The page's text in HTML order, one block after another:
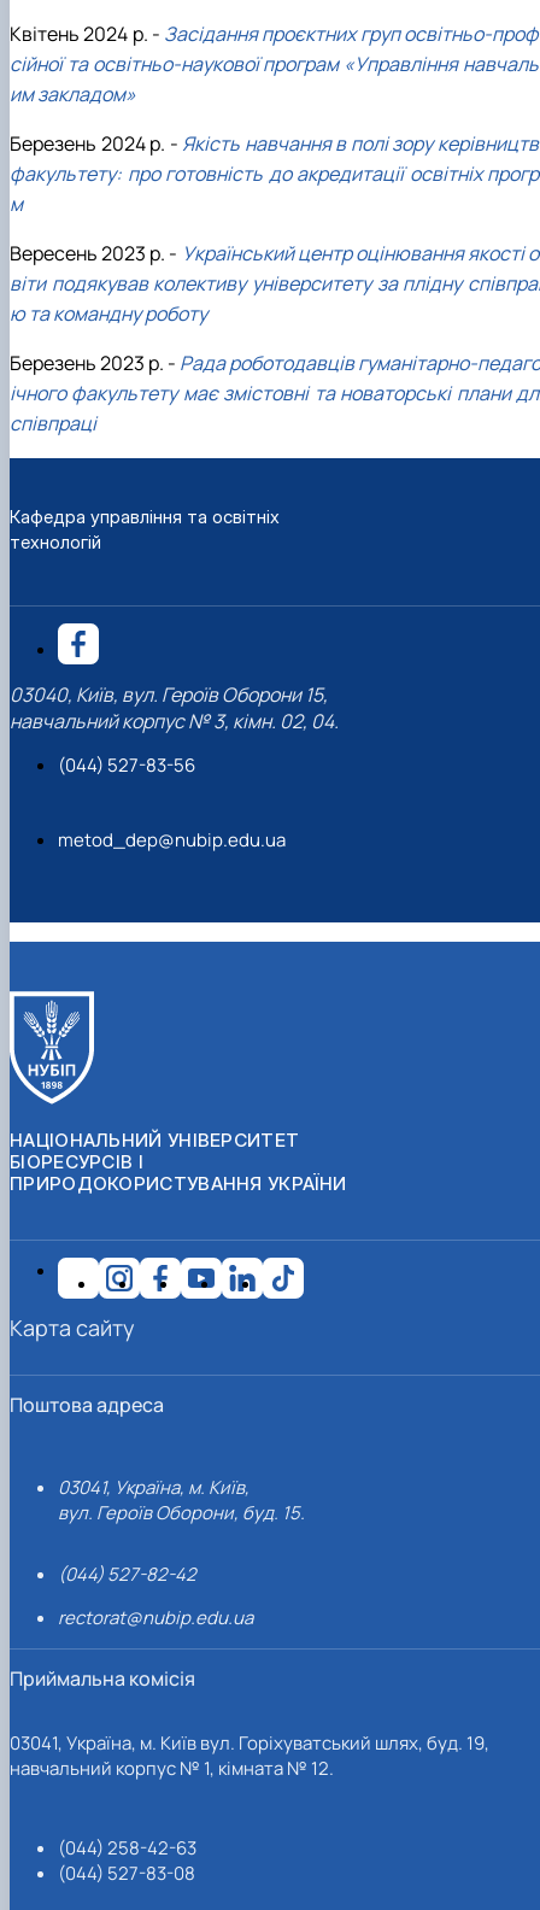
Квітень 2024 р. - Засідання проєктних груп освітньо-
сійної та освітньо-наукової програм «Управління
им закладом»
Березень 2024 р. - Якість навчання в полі зору
факультету: про готовність до акредитації освітніх
м
Вересень 2023 р. - Український центр оцінювання якості
віти подякував колективу університету за плідну
ю та командну роботу
Березень 2023 р. - Рада роботодавців гуманітарно-
ічного факультету має змістовні та новаторські плани
співпраці
Кафедра управління та освітніх
технологій
03040, Київ, вул. Героїв Оборони 15,
навчальний корпус № 3, кімн. 02, 04.
(044) 527-83-56
metod_dep@nubip.edu.ua
НАЦІОНАЛЬНИЙ УНІВЕРСИТЕТ
БІОРЕСУРСІВ І
ПРИРОДОКОРИСТУВАННЯ УКРАЇНИ
Поштова адреса
03041, Україна, м. Київ,
вул. Героїв Оборони, буд. 15.
(044) 527-82-42
rectorat@nubip.edu.ua
Приймальна комісія
03041, Україна, м. Київ вул. Горіхуватський шлях, буд. 19,
навчальний корпус № 1, кімната № 12.
(044) 258-42-63
(044) 527-83-08
Карта сайту